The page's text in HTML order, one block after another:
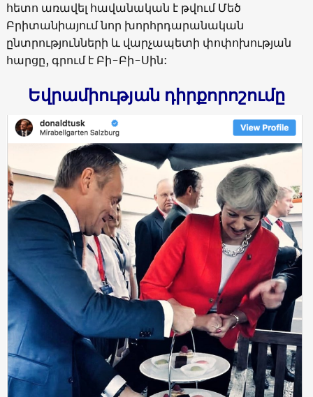
հետո առավել հավանական է թվում Մեծ
Բրիտանիայում նոր խորհրդարանական
ընտրությունների և վարչապետի փոփոխության
հարցը, գրում է Բի-Բի-Սին:
Եվրամիության դիրքորոշումը